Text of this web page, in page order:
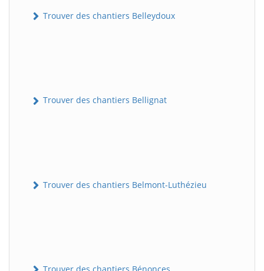
Trouver des chantiers Belleydoux
Trouver des chantiers Bellignat
Trouver des chantiers Belmont-Luthézieu